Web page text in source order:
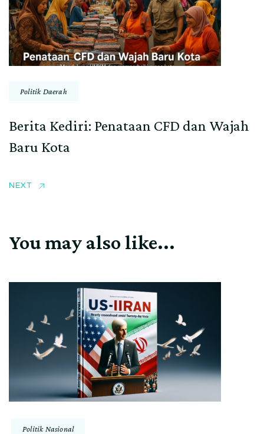
Politik Daerah
Berita Kediri: Penataan CFD dan Wajah
Baru Kota
NEXT
You may also like...
Politik Nasional